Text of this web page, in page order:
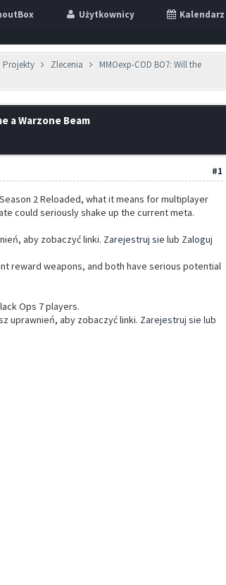
Użytkownicy Kalendarz
Projekty Zlecenia
MMOexp-COD BO7: Will the
a Warzone Beam
#1
2 Reloaded, what it means for multiplayer
could seriously shake up the current meta.
aby zobaczyć linki. Zarejestruj sielub Zaloguj
reward weapons, and both have serious potential
Ops 7 players.
uprawnień, aby zobaczyć linki. Zarejestruj sielub